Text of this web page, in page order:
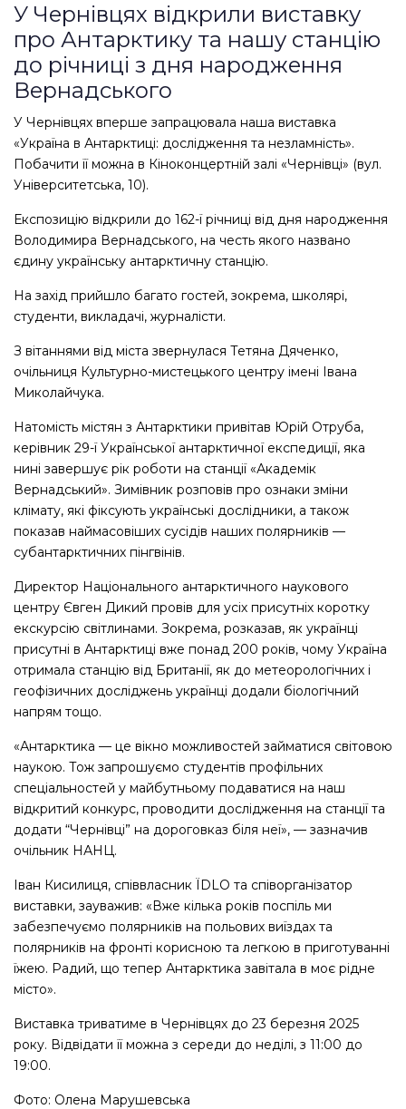
У Чернівцях відкрили виставку
про Антарктику та нашу станцію
до річниці з дня народження
Вернадського
У Чернівцях вперше запрацювала наша виставка
«Україна в Антарктиці: дослідження та незламність».
Побачити її можна в Кіноконцертній залі «Чернівці» (вул.
Університетська, 10).
Експозицію відкрили до 162-ї річниці від дня народження
Володимира Вернадського, на честь якого названо
єдину українську антарктичну станцію.
На захід прийшло багато гостей, зокрема, школярі,
студенти, викладачі, журналісти.
З вітаннями від міста звернулася Тетяна Дяченко,
очільниця Культурно-мистецького центру імені Івана
Миколайчука.
Натомість містян з Антарктики привітав Юрій Отруба,
керівник 29-ї Української антарктичної експедиції, яка
нині завершує рік роботи на станції «Академік
Вернадський». Зимівник розповів про ознаки зміни
клімату, які фіксують українські дослідники, а також
показав наймасовіших сусідів наших полярників —
субантарктичних пінгвінів.
Директор Національного антарктичного наукового
центру Євген Дикий провів для усіх присутніх коротку
екскурсію світлинами. Зокрема, розказав, як українці
присутні в Антарктиці вже понад 200 років, чому Україна
отримала станцію від Британії, як до метеорологічних і
геофізичних досліджень українці додали біологічний
напрям тощо.
«Антарктика — це вікно можливостей займатися світовою
наукою. Тож запрошуємо студентів профільних
спеціальностей у майбутньому подаватися на наш
відкритий конкурс, проводити дослідження на станції та
додати “Чернівці” на дороговказ біля неї», — зазначив
очільник НАНЦ.
Іван Кисилиця, співвласник ЇDLO та співорганізатор
виставки, зауважив: «Вже кілька років поспіль ми
забезпечуємо полярників на польових виїздах та
полярників на фронті корисною та легкою в приготуванні
їжею. Радий, що тепер Антарктика завітала в моє рідне
місто».
Виставка триватиме в Чернівцях до 23 березня 2025
року. Відвідати її можна з середи до неділі, з 11:00 до
19:00.
Фото: Олена Марушевська